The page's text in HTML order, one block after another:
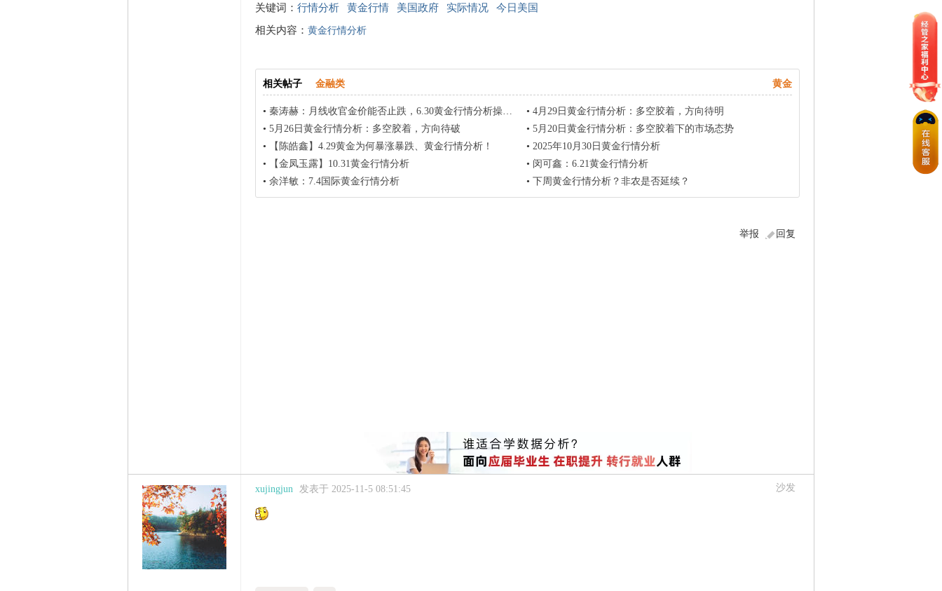
关键词： 行情分析 黄金行情 美国政府 实际情况
今日美国
相关内容： 黄金行情分析
相关帖子 金融类 黄金
• 秦涛赫：月线收官金价能否止跌，6.30黄金行情分析操作思路 • 4月29日黄金行情分析：多空胶着，方向待明
• 5月26日黄金行情分析：多空胶着，方向待破 • 5月20日黄金行情分析：多空胶着下的市场态势
•
【陈皓鑫】4.29黄金为何暴涨暴跌、黄金行情分析！ • 2025年10月30日黄金行情分析
•
【金凤玉露】10.31黄金行情分析 • 闵可鑫：6.21黄金行情分析
• 余洋敏：7.4国际黄金行情分析 • 下周黄金行情分析？非农是否延续？
回复
举报
沙发
xujingjun 发表于 2025-11-5 08:51:45